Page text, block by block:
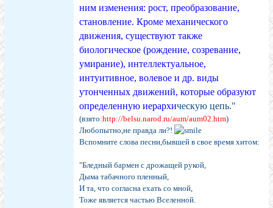
ним изменения: рост, преобразование,
становление. Кроме механического
движения, существуют также
биологическое (рождение, созревание,
умирание), интеллектуальное,
интуитивное, волевое и др. виды
утонченных движений, которые образуют
определенную иерархическую цепь."
(взято:http://belsu.narod.ru/aum/aum02.htm)
Любопытно,не правда ли?!
Вспомните слова песни,бывшей в свое время хитом:
"Бледный бармен с дрожащей рукой,
Дыма табачного пленный,
И та, что согласна ехать со мной,
Тоже является частью Вселенной.